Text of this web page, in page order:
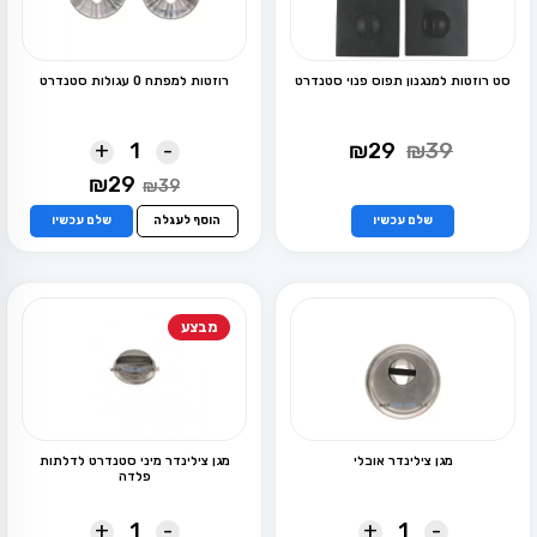
סט רוזטות למנגנון תפוס פנוי סטנדרט
₪39
המחיר
₪39.
₪29
שלם עכשיו
זה
יש
האפשרויות
בעמוד
המוצר
רוזטות למפתח 0 עגולות סטנדרט
-
+
₪39
המחיר
₪39.
₪29
הוא:
₪29.
הוסף לעגלה שלם עכשיו
מגן צילינדר אובלי
-
+
מבצע
מגן צילינדר מיני סטנדרט לדלתות
פלדה
-
+